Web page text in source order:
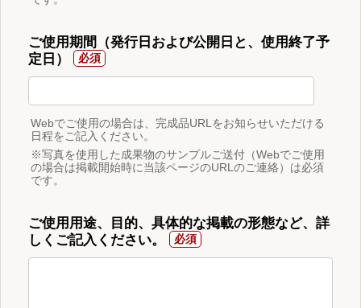
ご使用期間（発行日および公開日と、使用終了予
定日）
Webでご使用の場合は、完成品URLをお知らせいただける
日程をご記入ください。
※写真を使用した成果物のサンプルご送付（Webでご使用
の場合は掲載開始時に当該ページのURLのご連絡）は必須
です。
ご使用用途、目的、具体的な掲載の形態など、詳
しくご記入ください。